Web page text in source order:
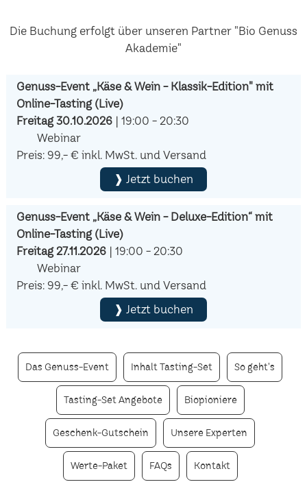
Die Buchung erfolgt über unseren Partner "Bio Genuss
Akademie"
Genuss-Event „Käse & Wein - Klassik-Edition" mit
Online-Tasting (Live)
Freitag 30.10.2026| 19:00 - 20:30
Webinar
Preis: 99,- € inkl. MwSt. und Versand
❱ Jetzt buchen
Genuss-Event „Käse & Wein - Deluxe-Edition“ mit
Online-Tasting (Live)
Freitag 27.11.2026| 19:00 - 20:30
Webinar
Preis: 99,- € inkl. MwSt. und Versand
❱ Jetzt buchen
Das Genuss-Event Inhalt Tasting-Set So geht's
Tasting-Set Angebote Biopioniere
Geschenk-Gutschein Unsere Experten
Werte-Paket FAQs Kontakt